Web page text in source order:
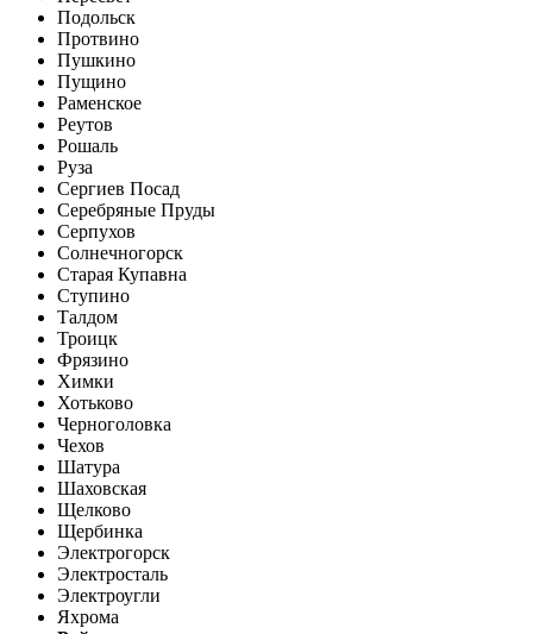
Подольск
Протвино
Пушкино
Пущино
Раменское
Реутов
Рошаль
Руза
Сергиев Посад
Серебряные Пруды
Серпухов
Солнечногорск
Старая Купавна
Ступино
Талдом
Троицк
Фрязино
Химки
Хотьково
Черноголовка
Чехов
Шатура
Шаховская
Щелково
Щербинка
Электрогорск
Электросталь
Электроугли
Яхрома